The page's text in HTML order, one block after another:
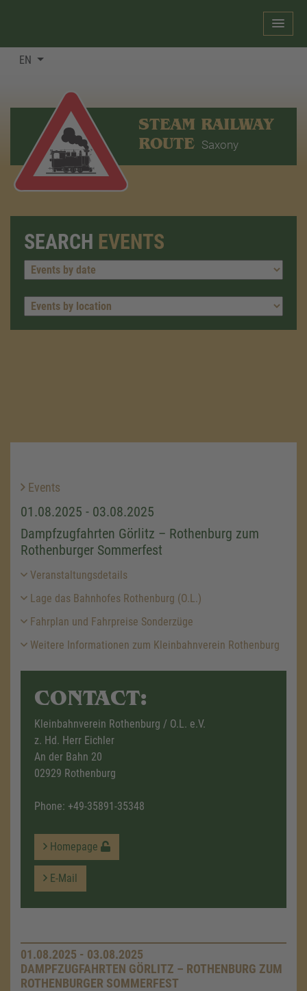
EN
STEAM RAILWAY
ROUTE Saxony
SEARCH EVENTS
Events
01.08.2025 - 03.08.2025
Dampfzugfahrten Görlitz – Rothenburg zum
Rothenburger Sommerfest
Veranstaltungsdetails
Lage das Bahnhofes Rothenburg (O.L.)
Fahrplan und Fahrpreise Sonderzüge
Weitere Informationen zum Kleinbahnverein Rothenburg
CONTACT:
Kleinbahnverein Rothenburg / O.L. e.V.
z. Hd. Herr Eichler
An der Bahn 20
02929 Rothenburg
Phone: +49-35891-35348
Homepage
E-Mail
01.08.2025 - 03.08.2025
DAMPFZUGFAHRTEN GÖRLITZ – ROTHENBURG ZUM
ROTHENBURGER SOMMERFEST